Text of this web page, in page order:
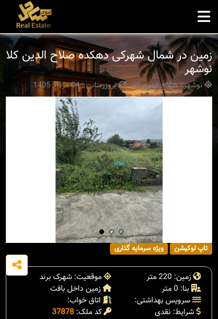
زمین در شمال شهرکی دهکده صلاح الدین کلا
نوشهر
نوشهر - صلاح الدین کلا بروزرسانی : 04 مرداد 1405
تاپ لوکیشن ویژه سرمایه گذاری
زمین: 220 متر
موقعیت: شهرک برند
بنا: 0 متر
زمین داخل بافت
سرویس بهداشتی:
اتاق خواب:
شرایط: نقدی
کد ملک: 37878